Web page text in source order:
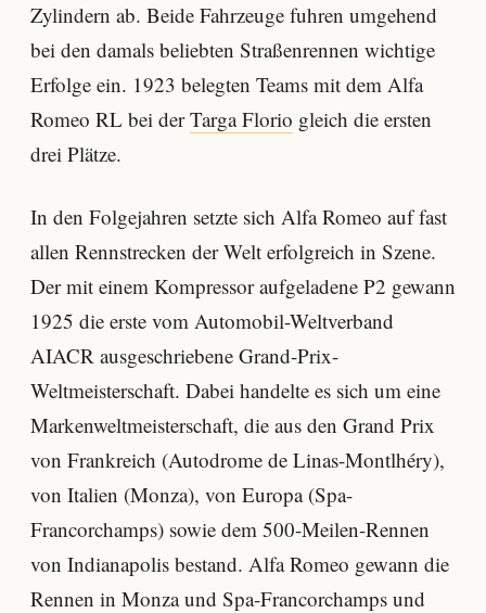
Zylindern ab. Beide Fahrzeuge fuhren umgehend
bei den damals beliebten Straßenrennen wichtige
Erfolge ein. 1923 belegten Teams mit dem Alfa
Romeo RL bei derTarga Florio gleich die ersten
drei Plätze.
In den Folgejahren setzte sich Alfa Romeo auf fast
allen Rennstrecken der Welt erfolgreich in Szene.
Der mit einem Kompressor aufgeladene P2 gewann
1925 die erste vom Automobil-Weltverband
AIACR ausgeschriebene Grand-Prix-
Weltmeisterschaft. Dabei handelte es sich um eine
Markenweltmeisterschaft, die aus den Grand Prix
von Frankreich (Autodrome de Linas-Montlhéry),
von Italien (Monza), von Europa (Spa-
Francorchamps) sowie dem 500-Meilen-Rennen
von Indianapolis bestand. Alfa Romeo gewann die
Rennen in Monza und Spa-Francorchamps und